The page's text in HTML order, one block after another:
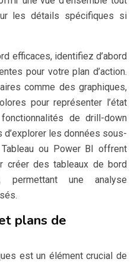
les détails spécifiques si
efficaces, identifiez d’abord
pour votre plan d’action.
comme des graphiques,
pour représenter l’état
de drill-down
les données sous-
ou Power BI offrent
créer des tableaux de bord
permettant une analyse
plans de
est un élément crucial de